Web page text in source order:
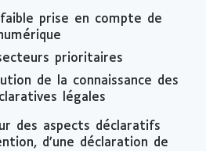
prise en compte de
prioritaires
de la connaissance des
légales
des aspects déclaratifs
d’une déclaration de